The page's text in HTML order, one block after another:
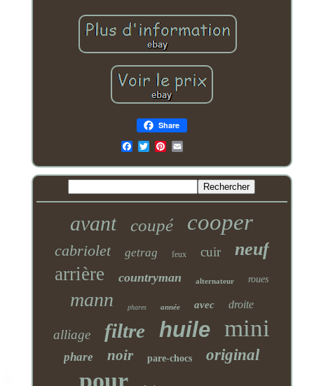
Share
Email
avant coupé cooper
cabriolet getrag feux cuir neuf
arrière countryman alternateur roues
mann phares année avec droite
alliage filtre huile mini
phare noir pare-chocs original
pour